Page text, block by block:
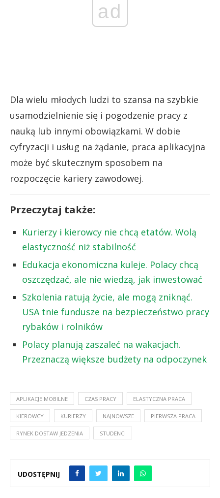
ad
Dla wielu młodych ludzi to szansa na szybkie
usamodzielnienie się i pogodzenie pracy z
nauką lub innymi obowiązkami. W dobie
cyfryzacji i usług na żądanie, praca aplikacyjna
może być skutecznym sposobem na
rozpoczęcie kariery zawodowej.
Przeczytaj także:
Kurierzy i kierowcy nie chcą etatów. Wolą
elastyczność niż stabilność
Edukacja ekonomiczna kuleje. Polacy chcą
oszczędzać, ale nie wiedzą, jak inwestować
Szkolenia ratują życie, ale mogą zniknąć.
USA tnie fundusze na bezpieczeństwo pracy
rybaków i rolników
Polacy planują zaszaleć na wakacjach.
Przeznaczą większe budżety na odpoczynek
APLIKACJE MOBILNE CZAS PRACY ELASTYCZNA PRACA
KIEROWCY KURIERZY NAJNOWSZE PIERWSZA PRACA
RYNEK DOSTAW JEDZENIA STUDENCI
UDOSTĘPNIJ